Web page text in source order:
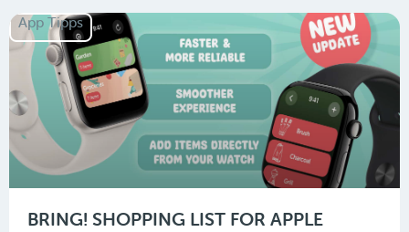
App Tipps
BRING! SHOPPING LIST FOR APPLE